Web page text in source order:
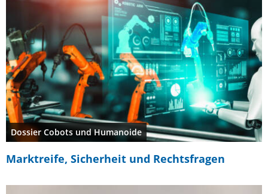
Dossier Cobots und Humanoide
Marktreife, Sicherheit und Rechtsfragen